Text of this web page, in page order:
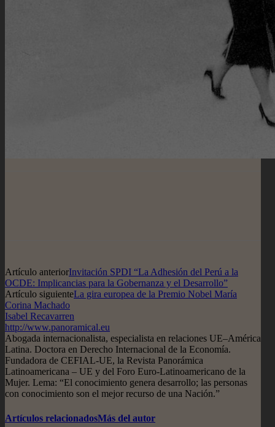
Artículo anteriorInvitación SPDI “La Adhesión del Perú a la
OCDE: Implicancias para la Gobernanza y el Desarrollo”
Artículo siguienteLa gira europea de la Premio Nobel María
Corina Machado
Isabel Recavarren
http://www.panoramical.eu
Abogada internacionalista, especialista en relaciones UE–América
Latina. Doctora en Derecho Internacional de la Economía.
Fundadora de CEFIAL-UE, la Revista Panorámica
Latinoamericana – UE y del Foro Euro-Latinoamericano de la
Mujer. Lema: “El conocimiento genera desarrollo; las personas
con conocimiento son el mejor recurso de una Nación.”
Artículos relacionadosMás del autor